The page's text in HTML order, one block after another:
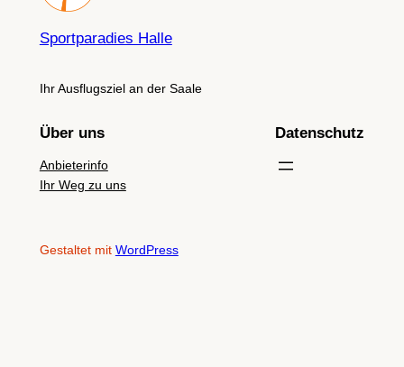
Sportparadies Halle
Ihr Ausflugsziel an der Saale
Über uns
Anbieterinfo
Ihr Weg zu uns
Datenschutz
Gestaltet mit WordPress